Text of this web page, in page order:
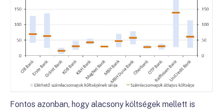
Fontos azonban, hogy alacsony költségek mellett is